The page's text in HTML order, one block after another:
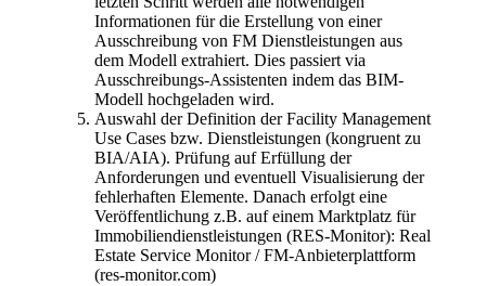
Informationen für die Erstellung von einer
Ausschreibung von FM Dienstleistungen aus
dem Modell extrahiert. Dies passiert via
Ausschreibungs-Assistenten indem das BIM-
Modell hochgeladen wird.
Auswahl der Definition der Facility Management
Use Cases bzw. Dienstleistungen (kongruent zu
BIA/AIA). Prüfung auf Erfüllung der
Anforderungen und eventuell Visualisierung der
fehlerhaften Elemente. Danach erfolgt eine
Veröffentlichung z.B. auf einem Marktplatz für
Immobiliendienstleistungen (RES-Monitor): Real
Estate Service Monitor / FM-Anbieterplattform
(res-monitor.com)